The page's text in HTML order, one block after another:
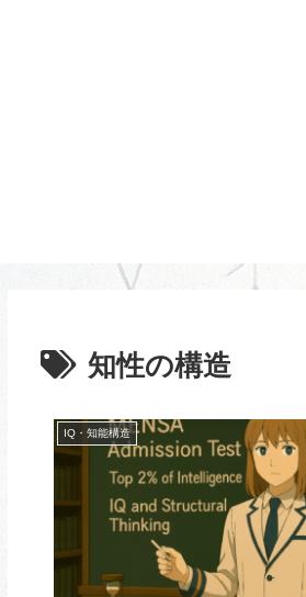
知性の構造
IQ・知能構造